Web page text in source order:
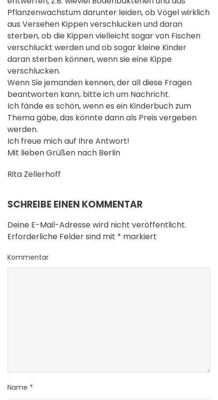
Pflanzenwachstum darunter leiden, ob Vögel wirklich
aus Versehen Kippen verschlucken und daran
sterben, ob die Kippen vielleicht sogar von Fischen
verschluckt werden und ob sogar kleine Kinder
daran sterben können, wenn sie eine Kippe
verschlucken.
Wenn Sie jemanden kennen, der all diese Fragen
beantworten kann, bitte ich um Nachricht.
Ich fände es schön, wenn es ein Kinderbuch zum
Thema gäbe, das könnte dann als Preis vergeben
werden.
Ich freue mich auf Ihre Antwort!
Mit lieben Grüßen nach Berlin
Rita Zellerhoff
SCHREIBE EINEN KOMMENTAR
Deine E-Mail-Adresse wird nicht veröffentlicht.
Erforderliche Felder sind mit * markiert
Kommentar
Name *